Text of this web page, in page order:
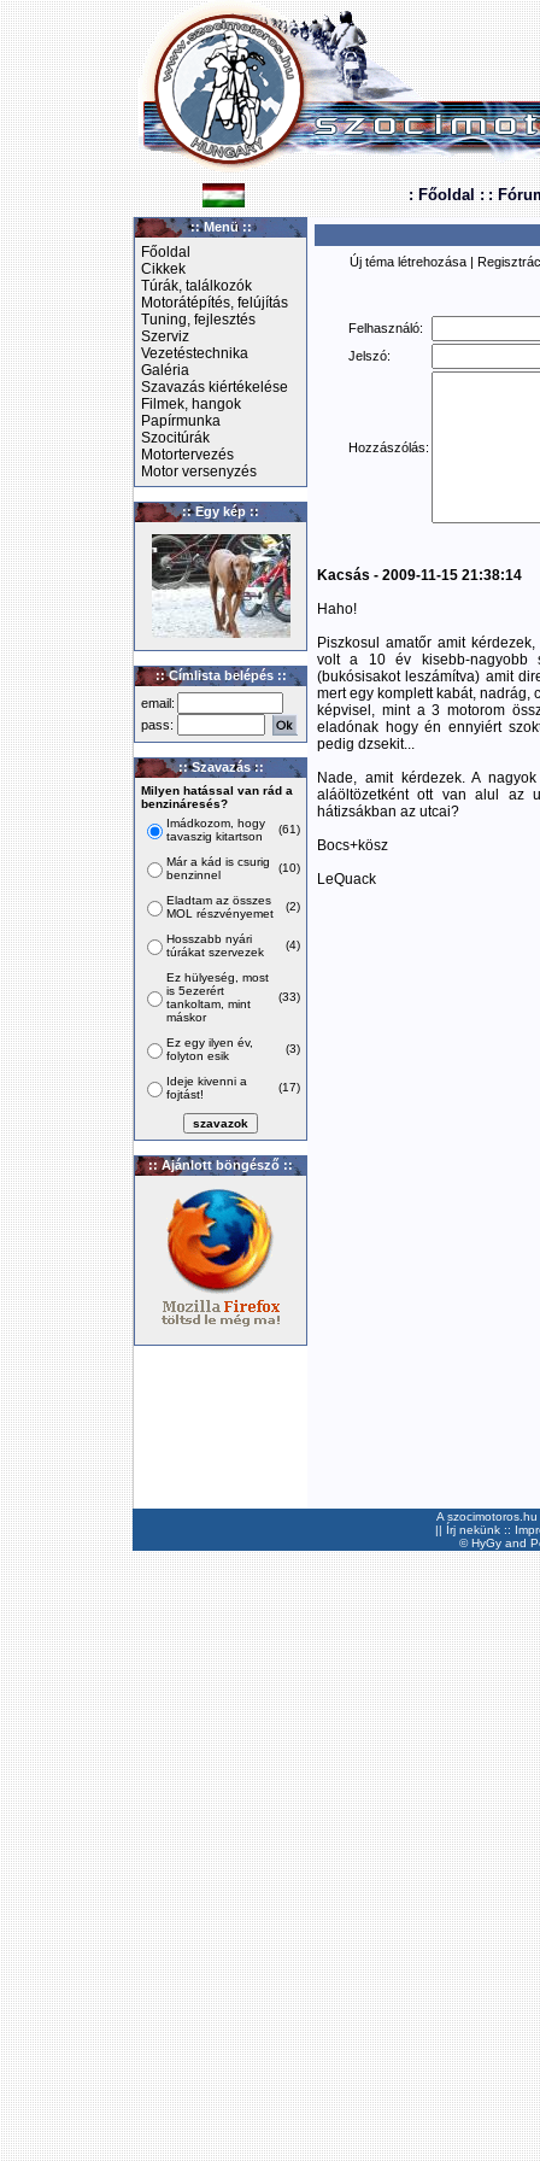
: Főoldal : :
:: Menü ::
Főoldal
Cikkek
Túrák, találkozók
Motorátépítés, felújítás
Tuning, fejlesztés
Szerviz
Vezetéstechnika
Galéria
Szavazás kiértékelése
Filmek, hangok
Papírmunka
Szocitúrák
Motortervezés
Motor versenyzés
:: Egy kép ::
:: Címlista belépés ::
email:
pass:
:: Szavazás ::
Milyen hatással van rád a
benzináresés?
Imádkozom, hogy
tavaszig kitartson
(61)
Már a kád is csurig
benzinnel
(10)
Eladtam az összes
MOL részvényemet
(2)
Hosszabb nyári
túrákat szervezek
(4)
Ez hülyeség, most
is 5ezerért
tankoltam, mint
máskor
(33)
Ez egy ilyen év,
folyton esik
(3)
Ideje kivenni a
fojtást!
(17)
:: Ajánlott böngésző ::
Új téma létrehozása |
Felhasználó:
Jelszó:
Hozzászólás:
Kacsás - 2009-11-15 21:38:14
Haho!
Piszkosul amatőr amit
volt a 10 év kisebb-nagyobb
(bukósisakot leszámítva) amit
mert egy komplett kabát, nadrág,
képvisel, mint a 3 motorom
eladónak hogy én ennyiért
pedig dzsekit...
Nade, amit kérdezek. A
aláöltözetként ott van alul az
hátizsákban az utcai?
Bocs+kösz
LeQuack
A
|| Írj nekünk ::
©HyGyand